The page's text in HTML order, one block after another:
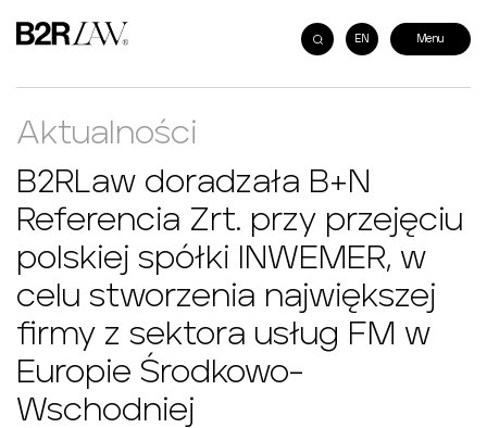
EN
Aktualności
B2RLaw doradzała B+N
Referencia Zrt. przy przejęciu
polskiej spółki INWEMER, w
celu stworzenia największej
firmy z sektora usług FM w
Europie Środkowo-
Wschodniej